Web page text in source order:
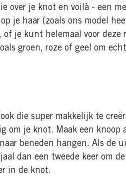
over je knot en voilà - een
je haar (zoals ons model
je kunt helemaal voor deze
groen, roze of geel om
die super makkelijk te
om je knot. Maak een knoop
beneden hangen. Als de
dan een tweede keer om
in de knot.